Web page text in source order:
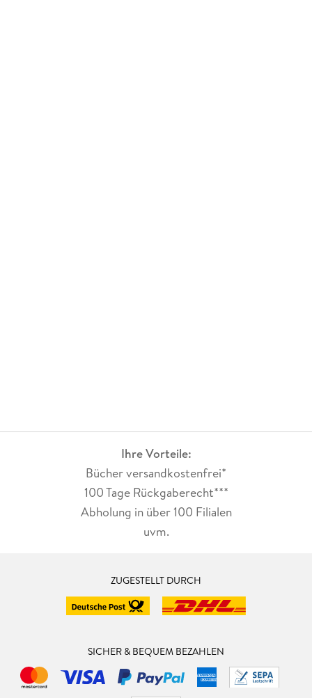
Ihre Vorteile:
Bücher versandkostenfrei*
100 Tage Rückgaberecht***
Abholung in über 100 Filialen
uvm.
ZUGESTELLT DURCH
SICHER & BEQUEM BEZAHLEN